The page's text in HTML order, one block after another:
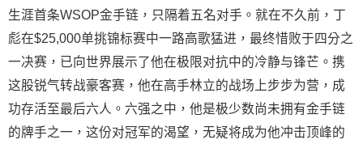
生涯首条WSOP金手链，只隔着五名对手。就在不久前，丁
彪在$25,000单挑锦标赛中一路高歌猛进，最终惜败于四分之
一决赛，已向世界展示了他在极限对抗中的冷静与锋芒。携
这股锐气转战豪客赛，他在高手林立的战场上步步为营，成
功存活至最后六人。六强之中，他是极少数尚未拥有金手链
的牌手之一，这份对冠军的渴望，无疑将成为他冲击顶峰的